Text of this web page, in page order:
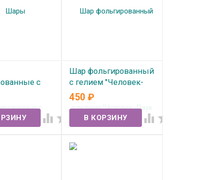
с
ДР Буквы
золото"
 
Шар фольгированный
с гелием "Человек-
Паук летящий"
В наличии
450₽
 